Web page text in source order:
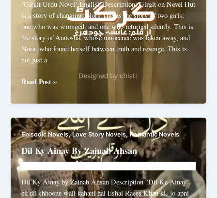
‘Girgit Urdu Novel‘ English Description: Girgit on Novel Hut
is a story of changing colors.This is the story of two girls:
one who was wronged, and one who returned silently. This is
the story of Anoosha, whose innocence was taken away, and
Nora, who found herself between truth and revenge. This is
not just a
Girgit
Ayesha
Read Post »
Episodic Novels,Love Story Novels,Romantic Novels
Dil Ky Ainay By Zainab Ahsan
Dil Ky Ainay by Zainab Ahsan Description “Dil Ke Ainay”
ek dil chhoone wali kahani hai Eshal Raees Khan ki، jo apni